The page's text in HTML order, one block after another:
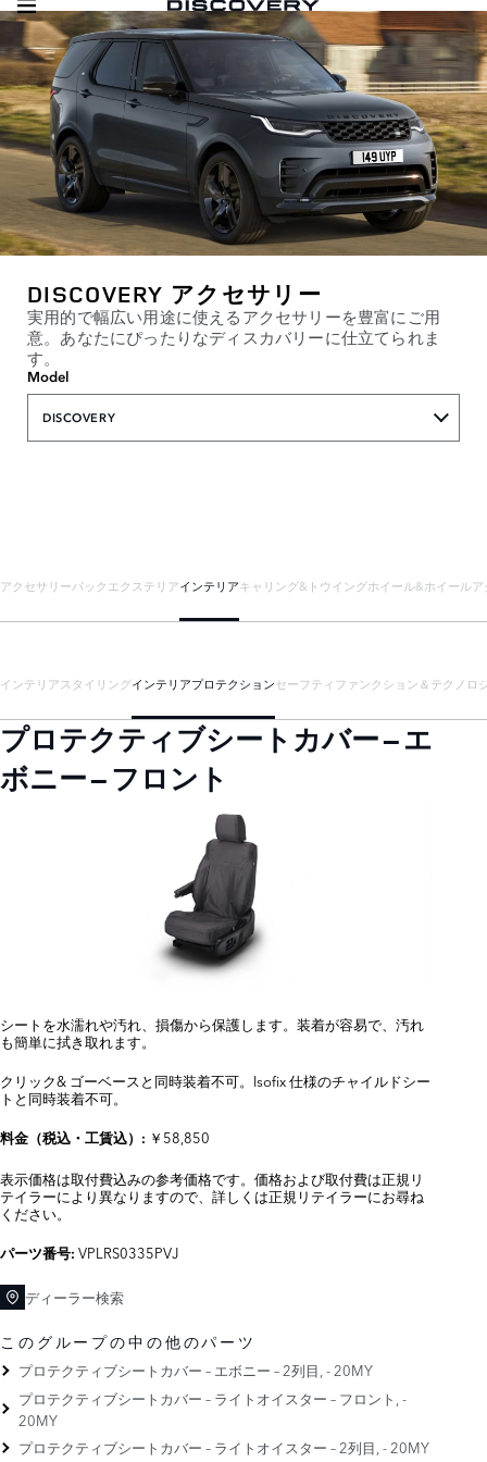
DISCOVERY アクセサリー
実用的で幅広い用途に使えるアクセサリーを豊富にご用
意。あなたにぴったりなディスカバリーに仕立てられま
す。
Model
DISCOVERY
アクセサリーパック エクステリアインテリアキャリング&トウイングホイール&ホイール
インテリアスタイリングインテリアプロテクションセーフティ ファンクション＆テクノロ
プロテクティブシートカバー – エ
ボニー – フロント
シートを水濡れや汚れ、損傷から保護します。装着が容易で、汚れ
も簡単に拭き取れます。
クリック& ゴーベースと同時装着不可。Isofix 仕様のチャイルドシー
トと同時装着不可。
料金（税込・工賃込）: ￥58,850
表示価格は取付費込みの参考価格です。価格および取付費は正規リ
テイラーにより異なりますので、詳しくは正規リテイラーにお尋ね
ください。
パーツ番号: VPLRS0335PVJ
ディーラー検索
このグループの中の他のパーツ
プロテクティブシートカバー – エボニー – 2列目, - 20MY
プロテクティブシートカバー – ライトオイスター – フロント, -
20MY
プロテクティブシートカバー – ライトオイスター – 2列目, - 20MY